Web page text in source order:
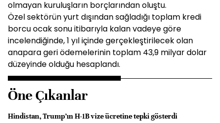
olmayan kuruluşların borçlarından oluştu.
Özel sektörün yurt dışından sağladığı toplam kredi
borcu ocak sonu itibarıyla kalan vadeye göre
incelendiğinde, 1 yıl içinde gerçekleştirilecek olan
anapara geri ödemelerinin toplam 43,9 milyar dolar
düzeyinde olduğu hesaplandı.
Öne Çıkanlar
Hindistan, Trump’ın H-1B vize ücretine tepki gösterdi